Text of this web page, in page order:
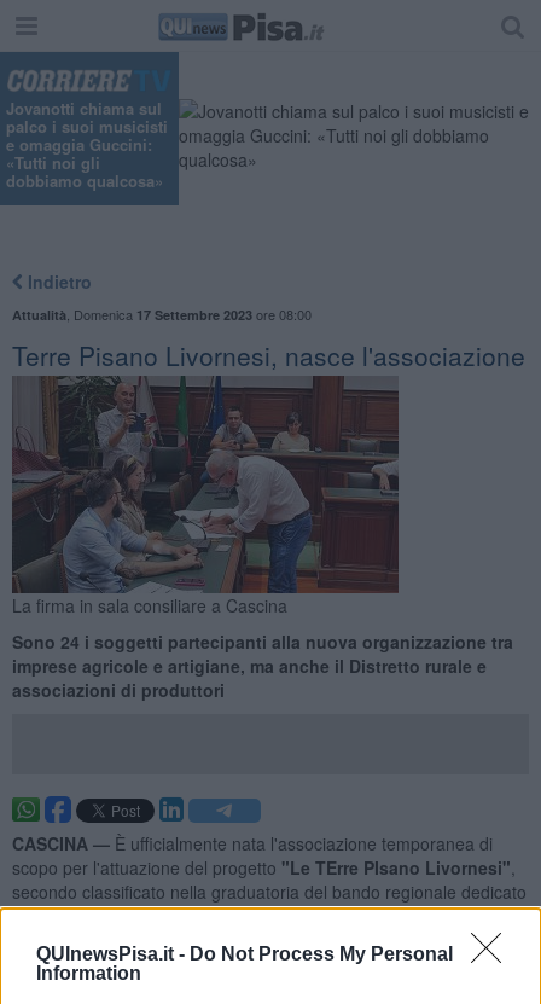
QUInewsPisa.it - Do Not Process My Personal
Information
Jovanotti chiama sul
palco i suoi musicisti
e omaggia Guccini:
«Tutti noi gli
dobbiamo qualcosa»
Indietro
Attualità Domenica 17 Settembre 2023ore 08:00
Terre Pisano Livornesi, nasce l'associazione
La firma in sala consiliare a Cascina
Sono 24 i soggetti partecipanti alla nuova organizzazione tra
imprese agricole e artigiane, ma anche il Distretto rurale e
associazioni di produttori
CASCINA — È ufficialmente nata l'associazione temporanea di
scopo per l'attuazione del progetto "Le TErre PIsano Livornesi"
secondo classificato nella graduatoria del bando regionale dedicato
allafiliera cortae aimercati locali.
A ospitare i firmatari e i rappresentanti dei 24 soggetti coinvolti
tra imprese agricole, artigianali e commerciali, oltre ad associazioni